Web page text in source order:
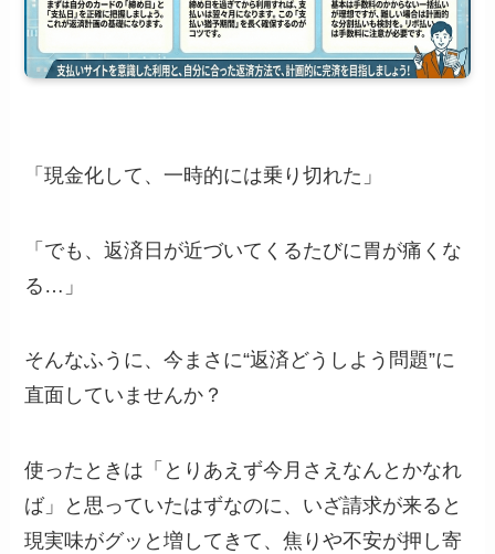
「現金化して、一時的には乗り切れた」
「でも、返済日が近づいてくるたびに胃が痛くな
る…」
そんなふうに、今まさに“返済どうしよう問題”に
直面していませんか？
使ったときは「とりあえず今月さえなんとかなれ
ば」と思っていたはずなのに、いざ請求が来ると
現実味がグッと増してきて、焦りや不安が押し寄